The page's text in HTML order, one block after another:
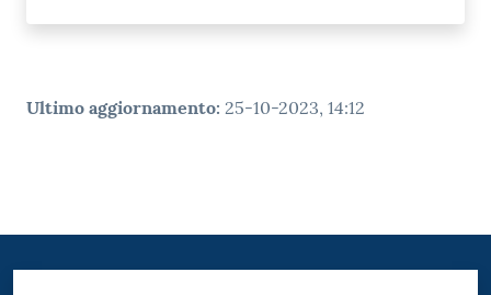
Ultimo aggiornamento: 25-10-2023, 14:12